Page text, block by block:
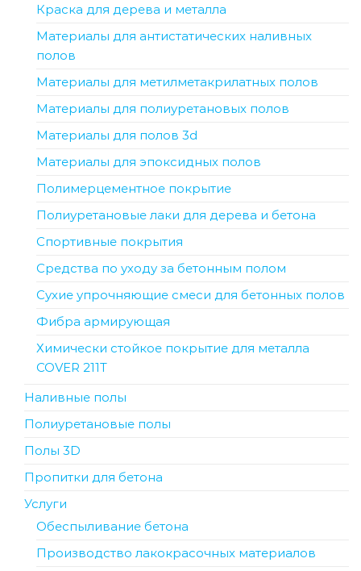
Краска для дерева и металла
Материалы для антистатических наливных
полов
Материалы для метилметакрилатных полов
Материалы для полиуретановых полов
Материалы для полов 3d
Материалы для эпоксидных полов
Полимерцементное покрытие
Полиуретановые лаки для дерева и бетона
Спортивные покрытия
Средства по уходу за бетонным полом
Сухие упрочняющие смеси для бетонных полов
Фибра армирующая
Химически стойкое покрытие для металла
COVER 211T
Наливные полы
Полиуретановые полы
Полы 3D
Пропитки для бетона
Услуги
Обеспыливание бетона
Производство лакокрасочных материалов